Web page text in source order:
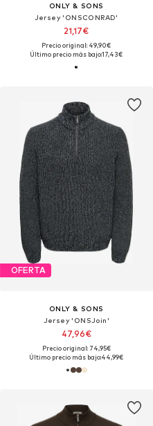
ONLY & SONS
Jersey 'ONSCONRAD'
21,17€
Precio original: 49,90€
Último precio más bajo:17,43€
OFERTA
ONLY & SONS
Jersey 'ONSJoin'
47,96€
Precio original: 74,95€
Último precio más bajo:44,99€